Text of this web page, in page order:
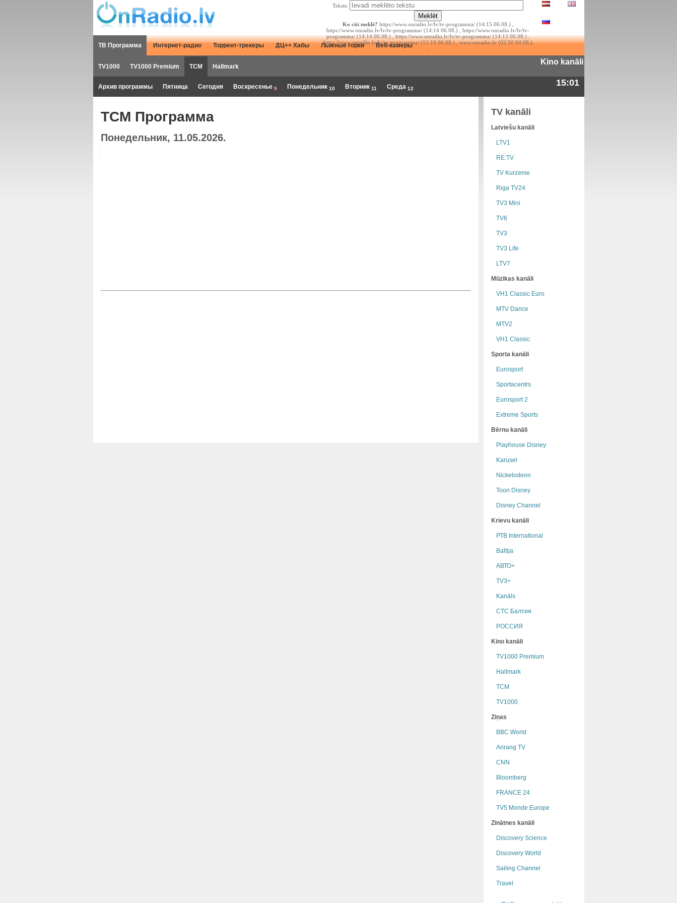
Teksts:
Ko citi meklē? https://www.onradio.lv/lv/tv-programma/ (14:15 06.08.) ,
https://www.onradio.lv/lv/tv-programma/ (14:14 06.08.) , https://www.onradio.lv/lv/tv-
programma/ (14:14 06.08.) , https://www.onradio.lv/lv/tv-programma/ (14:13 06.08.) ,
https://www.onradio.lv/lv/tv-programma/ (12:19 06.08.) , www.onradio.lv (02:50 04.08.)
ТВ Программа Интернет-радио Торрент-трекеры ДЦ++ Хабы Лыжные горки Веб-камеры
TV1000 TV1000 Premium TCM Hallmark
Kino kanāli
Архив программы Пятница Сегодня Воскресенье 9 Понедельник 10 Вторник 11 Среда 12
15:01
TCM Программа
Понедельник, 11.05.2026.
TV kanāli
Latviešu kanāli
LTV1
RE:TV
TV Kurzeme
Riga TV24
TV3 Mini
TV6
TV3
TV3 Life
LTV7
Mūzikas kanāli
VH1 Classic Euro
MTV Dance
MTV2
VH1 Classic
Sporta kanāli
Eurosport
Sportacentrs
Eurosport 2
Extreme Sports
Bērnu kanāli
Playhouse Disney
Karusel
Nickelodeon
Toon Disney
Disney Channel
Krievu kanāli
РТB International
Baltija
АВТО+
TV3+
Kanāls
СТС Балтия
РОССИЯ
Kino kanāli
TV1000 Premium
Hallmark
TCM
TV1000
Ziņas
BBC World
Arirang TV
CNN
Bloomberg
FRANCE 24
TV5 Monde Europe
Zinātnes kanāli
Discovery Science
Discovery World
Sailing Channel
Travel